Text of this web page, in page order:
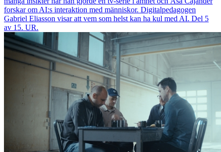
forskar om AI:s interaktion med människor. Digitalpedagogen
Gabriel Eliasson visar att vem som helst kan ha kul med AI. Del 5
av 15. UR.